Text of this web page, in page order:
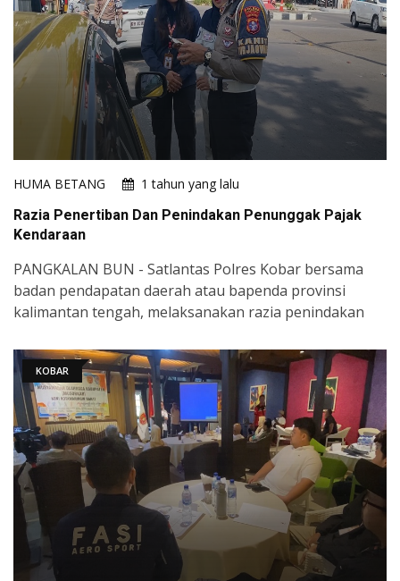
HUMA BETANG
1 tahun yang lalu
Razia Penertiban Dan Penindakan Penunggak Pajak
Kendaraan
PANGKALAN BUN - Satlantas Polres Kobar bersama
badan pendapatan daerah atau bapenda provinsi
kalimantan tengah, melaksanakan razia penindakan
KOBAR